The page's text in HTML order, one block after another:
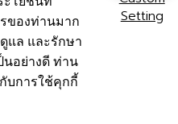
เกี่ยวข้อง โดยท่านสามารถศึกษา
สำหรับลูกค้า ได้ที่
นตัว
Policy) และตกลงให้ความ
งกล่าว
ของท่านมาก
แล และรักษา
อย่างดี ท่าน
บการใช้คุกกี้
Setting